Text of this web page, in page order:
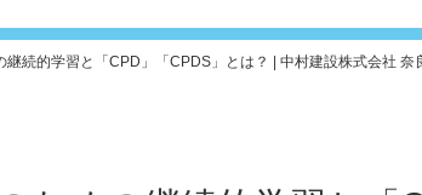
続的学習と「CPD」「CPDS」とは？ | 中村建設株式会社 奈